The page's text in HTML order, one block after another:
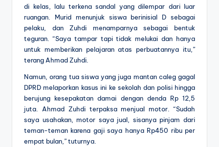
di kelas, lalu terkena sandal yang dilempar dari luar
ruangan. Murid menunjuk siswa berinisial D sebagai
pelaku, dan Zuhdi menamparnya sebagai bentuk
teguran. “Saya tampar tapi tidak melukai dan hanya
untuk memberikan pelajaran atas perbuatannya itu,”
terang Ahmad Zuhdi.
Namun, orang tua siswa yang juga mantan caleg gagal
DPRD melaporkan kasus ini ke sekolah dan polisi hingga
berujung kesepakatan damai dengan denda Rp 12,5
juta. Ahmad Zuhdi terpaksa menjual motor. “Sudah
saya usahakan, motor saya jual, sisanya pinjam dari
teman-teman karena gaji saya hanya Rp450 ribu per
empat bulan,” tuturnya.